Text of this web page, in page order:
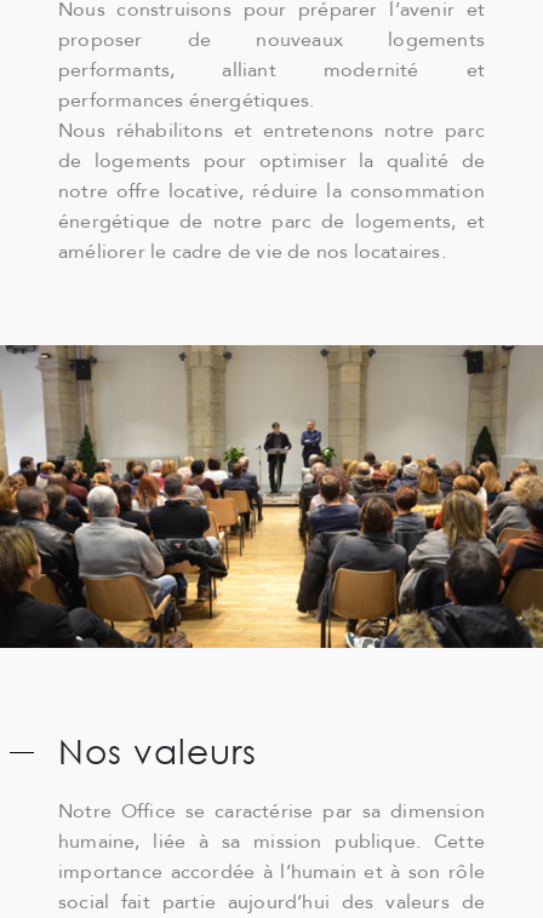
Nous construisons pour préparer l’avenir et
proposer de nouveaux logements
performants, alliant modernité et
performances énergétiques.
Nous réhabilitons et entretenons notre parc
de logements pour optimiser la qualité de
notre offre locative, réduire la consommation
énergétique de notre parc de logements, et
améliorer le cadre de vie de nos locataires.
Nos valeurs
Notre Office se caractérise par sa dimension
humaine, liée à sa mission publique. Cette
importance accordée à l’humain et à son rôle
social fait partie aujourd’hui des valeurs de